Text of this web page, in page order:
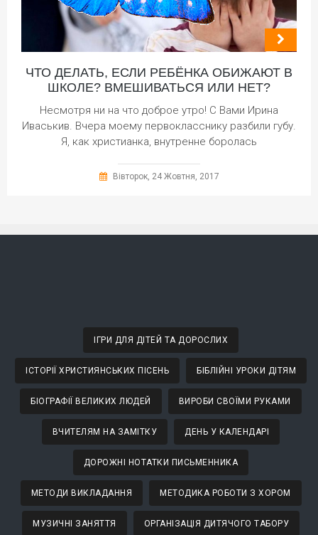
ЧТО ДЕЛАТЬ, ЕСЛИ РЕБЁНКА ОБИЖАЮТ В
ШКОЛЕ? ВМЕШИВАТЬСЯ ИЛИ НЕТ?
Несмотря ни на что доброе утро! С Вами Ирина
Иваськив. Вчера моему первокласснику разбили губу.
Я, как христианка, внутренне боролась
Вівторок, 24 Жовтня, 2017
ІГРИ ДЛЯ ДІТЕЙ ТА ДОРОСЛИХ
ІСТОРІЇ ХРИСТИЯНСЬКИХ ПІСЕНЬ БІБЛІЙНІ УРОКИ ДІТЯМ
БІОГРАФІЇ ВЕЛИКИХ ЛЮДЕЙ ВИРОБИ СВОЇМИ РУКАМИ
ВЧИТЕЛЯМ НА ЗАМІТКУ ДЕНЬ У КАЛЕНДАРІ
ДОРОЖНІ НОТАТКИ ПИСЬМЕННИКА
МЕТОДИ ВИКЛАДАННЯ МЕТОДИКА РОБОТИ З ХОРОМ
МУЗИЧНІ ЗАНЯТТЯ ОРГАНІЗАЦІЯ ДИТЯЧОГО ТАБОРУ